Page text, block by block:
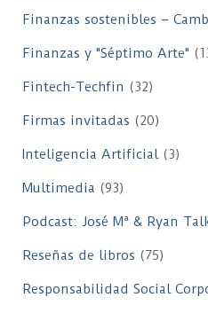
Finanzas sostenibles –
Finanzas y "Séptimo Arte"
Fintech-Techfin (32)
Firmas invitadas (20)
Inteligencia Artificial(3)
Multimedia (93)
Podcast: José Mª & Ryan
Reseñas de libros (75)
Responsabilidad Social